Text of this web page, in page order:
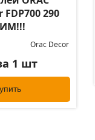
FDP700 290
Orac Decor
1 шт